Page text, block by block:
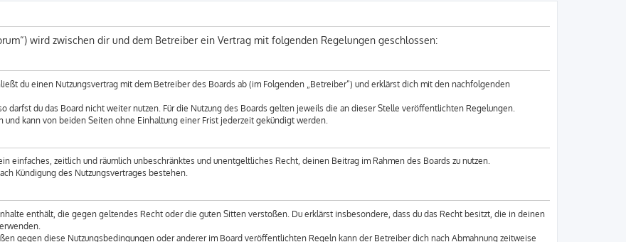
wird zwischen dir und dem Betreiber ein Vertrag mit folgenden Regelungen geschlossen:
du einen Nutzungsvertrag mit dem Betreiber des Boards ab (im Folgenden „Betreiber“) und erklärst dich mit den nachfolgenden
du das Board nicht weiter nutzen. Für die Nutzung des Boards gelten jeweils die an dieser Stelle veröffentlichten Regelungen.
kann von beiden Seiten ohne Einhaltung einer Frist jederzeit gekündigt werden.
einfaches, zeitlich und räumlich unbeschränktes und unentgeltliches Recht, deinen Beitrag im Rahmen des Boards zu nutzen.
Kündigung des Nutzungsvertrages bestehen.
enthält, die gegen geltendes Recht oder die guten Sitten verstoßen. Du erklärst insbesondere, dass du das Recht besitzt, die in deinen
gegen diese Nutzungsbedingungen oder anderer im Board veröffentlichten Regeln kann der Betreiber dich nach Abmahnung zeitweise